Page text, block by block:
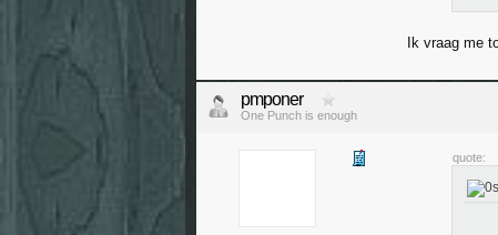
Ik vraag me
pmponer
One Punch is enough
quote: